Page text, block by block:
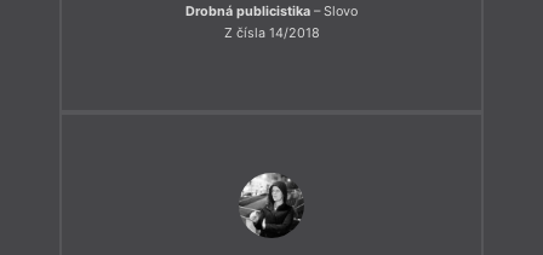
Drobná publicistika – Slovo
Z čísla 14/2018